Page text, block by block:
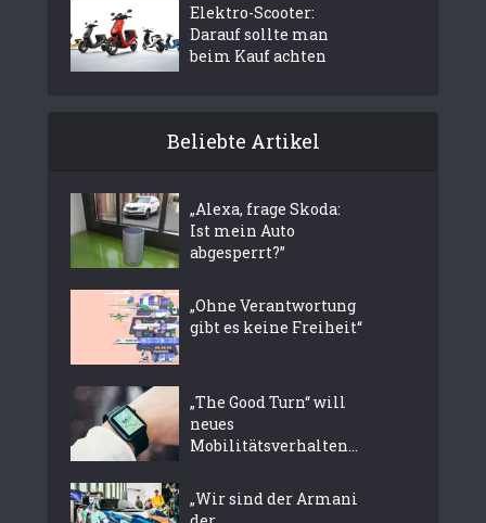
Elektro-Scooter:
Darauf sollte man
beim Kauf achten
Beliebte Artikel
„Alexa, frage Skoda:
Ist mein Auto
abgesperrt?”
„Ohne Verantwortung
gibt es keine Freiheit“
„The Good Turn“ will
neues
Mobilitätsverhalten...
„Wir sind der Armani